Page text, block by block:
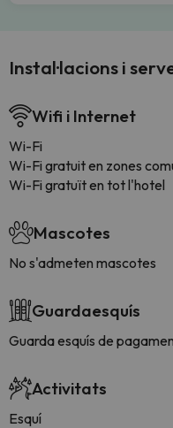
Instal·lacions i
Wifi i Internet
Wi-Fi
Wi-Fi gratuit en zones
Wi-Fi gratuït en tot l'hotel
Mascotes
No s'admeten mascotes
Guardaesquís
Guarda esquís de
Activitats
Esquí